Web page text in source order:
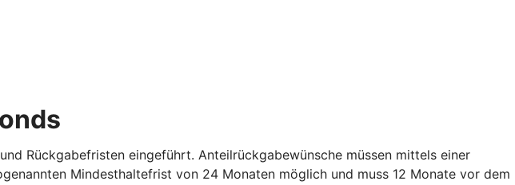
Rückgabefristen eingeführt. Anteilrückgabewünsche müssen mittels einer
Mindesthaltefrist von 24 Monaten möglich und muss 12 Monate vor dem